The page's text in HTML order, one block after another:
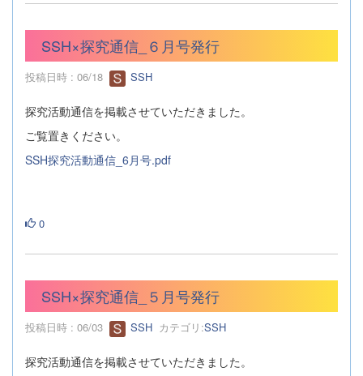
SSH×探究通信_６月号発行
投稿日時 : 06/18 SSH
探究活動通信を掲載させていただきました。
ご覧置きください。
SSH探究活動通信_6月号.pdf
0
SSH×探究通信_５月号発行
投稿日時 : 06/03 SSH カテゴリ:SSH
探究活動通信を掲載させていただきました。